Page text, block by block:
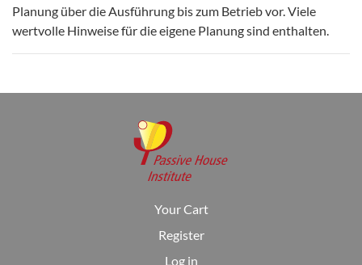
Planung über die Ausführung bis zum Betrieb vor. Viele
wertvolle Hinweise für die eigene Planung sind enthalten.
Your Cart
Register
Log in